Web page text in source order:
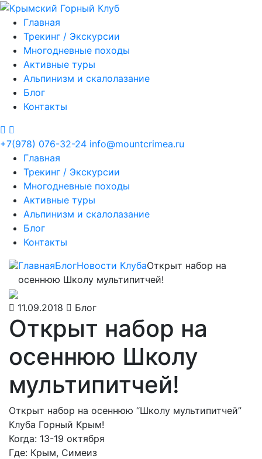
Главная
Трекинг / Экскурсии
Многодневные походы
Активные туры
Альпинизм и скалолазание
Блог
Контакты
+7(978) 076-32-24 info@mountcrimea.ru
Главная
Трекинг / Экскурсии
Многодневные походы
Активные туры
Альпинизм и скалолазание
Блог
Контакты
ГлавнаяБлогНовости КлубаОткрыт набор на
осеннюю Школу мультипитчей!
11.09.2018 Блог
Открыт набор на
осеннюю Школу
мультипитчей!
Открыт набор на осеннюю “Школу мультипитчей”
Клуба Горный Крым!
Когда: 13-19 октября
Где: Крым, Симеиз